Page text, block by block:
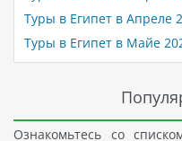
Туры в Египет в Апреле
Туры в Египет в Майе
Ознакомьтесь со